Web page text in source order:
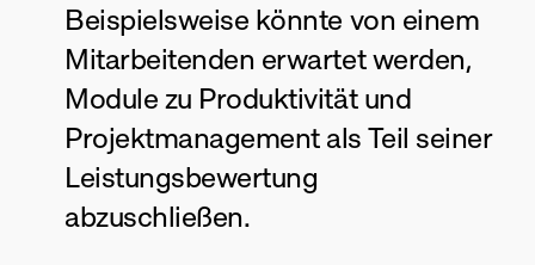
Beispielsweise könnte von einem
Mitarbeitenden erwartet werden,
Module zu Produktivität und
Projektmanagement als Teil seiner
Leistungsbewertung
abzuschließen.